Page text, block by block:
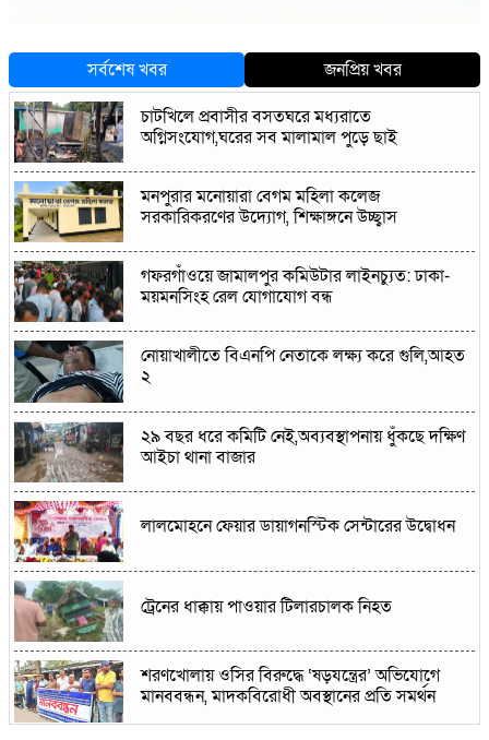
সর্বশেষ খবর
জনপ্রিয় খবর
চাটখিলে প্রবাসীর বসতঘরে মধ্যরাতে
অগ্নিসংযোগ,ঘরের সব মালামাল পুড়ে ছাই
মনপুরার মনোয়ারা বেগম মহিলা কলেজ
সরকারিকরণের উদ্যোগ, শিক্ষাঙ্গনে উচ্ছ্বাস
গফরগাঁওয়ে জামালপুর কমিউটার লাইনচ্যুত: ঢাকা-
ময়মনসিংহ রেল যোগাযোগ বন্ধ
নোয়াখালীতে বিএনপি নেতাকে লক্ষ্য করে গুলি,আহত
২
২৯ বছর ধরে কমিটি নেই,অব্যবস্থাপনায় ধুঁকছে দক্ষিণ
আইচা থানা বাজার
লালমোহনে ফেয়ার ডায়াগনস্টিক সেন্টারের উদ্বোধন
ট্রেনের ধাক্কায় পাওয়ার টিলারচালক নিহত
শরণখোলায় ওসির বিরুদ্ধে ‘ষড়যন্ত্রের’ অভিযোগে
মানববন্ধন, মাদকবিরোধী অবস্থানের প্রতি সমর্থন